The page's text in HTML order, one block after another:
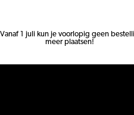
Vanaf 1 juli kun je voorlopig geen
meer plaatsen!